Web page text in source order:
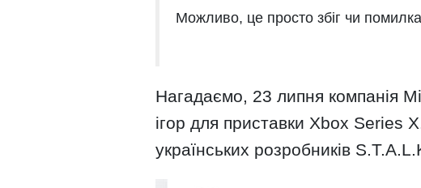
Можливо, це просто збіг чи
Нагадаємо, 23 липня компанія
ігор для приставки Xbox Series
українських розробників